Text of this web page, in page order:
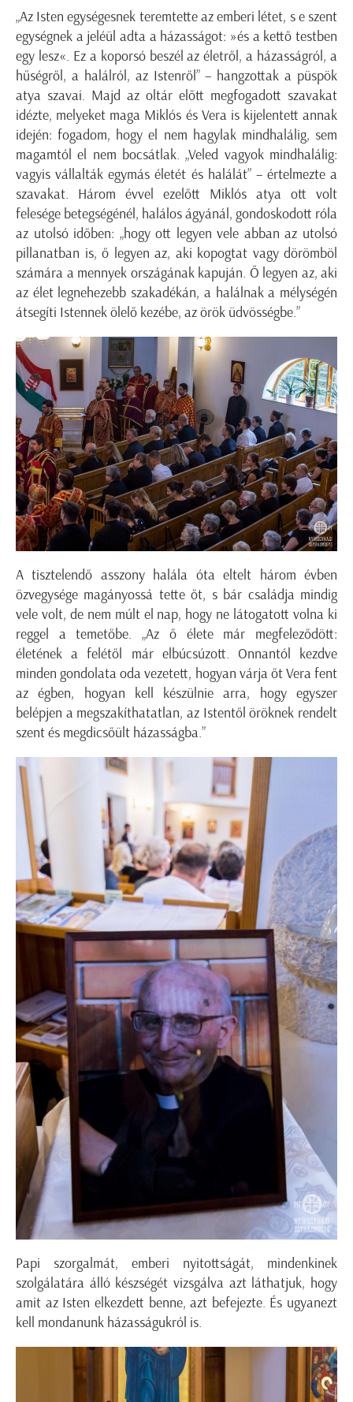
„Az Isten egységesnek teremtette az emberi létet, s e szent
egységnek a jeléül adta a házasságot: »és a kettő testben
egy lesz«. Ez a koporsó beszél az életről, a házasságról, a
hűségről, a halálról, az Istenről” – hangzottak a püspök
atya szavai. Majd az oltár előtt megfogadott szavakat
idézte, melyeket maga Miklós és Vera is kijelentett annak
idején: fogadom, hogy el nem hagylak mindhalálig, sem
magamtól el nem bocsátlak. „Veled vagyok mindhalálig:
vagyis vállalták egymás életét és halálát” – értelmezte a
szavakat. Három évvel ezelőtt Miklós atya ott volt
felesége betegségénél, halálos ágyánál, gondoskodott róla
az utolsó időben: „hogy ott legyen vele abban az utolsó
pillanatban is, ő legyen az, aki kopogtat vagy dörömböl
számára a mennyek országának kapuján. Ő legyen az, aki
az élet legnehezebb szakadékán, a halálnak a mélységén
átsegíti Istennek ölelő kezébe, az örök üdvösségbe.”
A tisztelendő asszony halála óta eltelt három évben
özvegysége magányossá tette őt, s bár családja mindig
vele volt, de nem múlt el nap, hogy ne látogatott volna ki
reggel a temetőbe. „Az ő élete már megfeleződött:
életének a felétől már elbúcsúzott. Onnantól kezdve
minden gondolata oda vezetett, hogyan várja őt Vera fent
az égben, hogyan kell készülnie arra, hogy egyszer
belépjen a megszakíthatatlan, az Istentől öröknek rendelt
szent és megdicsőült házasságba.”
Papi szorgalmát, emberi nyitottságát, mindenkinek
szolgálatára álló készségét vizsgálva azt láthatjuk, hogy
amit az Isten elkezdett benne, azt befejezte. És ugyanezt
kell mondanunk házasságukról is.